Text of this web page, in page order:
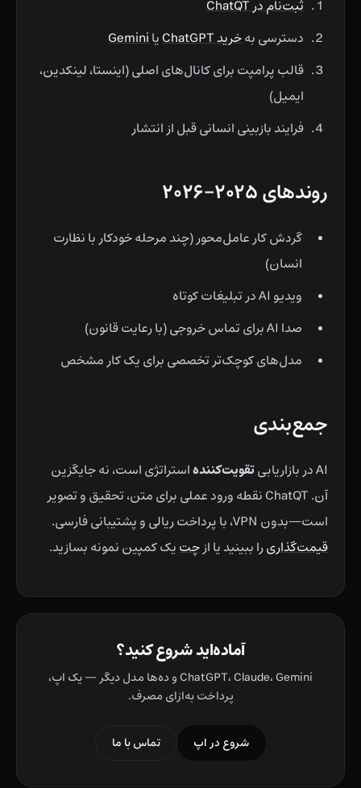
ثبت‌نام در ChatQT
دسترسی بهخرید ChatGPT یاGemini
قالب پرامپت برای کانال‌های اصلی (اینستا، لینکدین،
ایمیل)
فرایند بازبینی انسانی قبل از انتشار
روندهای ۲۰۲۵–۲۰۲۶
گردش کار عامل‌محور (چند مرحله خودکار با نظارت
انسان)
ویدیو AI در تبلیغات کوتاه
صدا AI برای تماس خروجی (با رعایت قانون)
مدل‌های کوچک‌تر تخصصی برای یک کار مشخص
جمع‌بندی
AI در بازاریابی تقویت‌کنندهاستراتژی است، نه جایگزین
آن. ChatQT نقطه ورود عملی برای متن، تحقیق و تصویر
است—بدون VPN، با پرداخت ریالی و پشتیبانی فارسی.
قیمت‌گذاریرا ببینید یا ازچتیک کمپین نمونه بسازید.
آماده‌اید شروع کنید؟
ChatGPT، Claude، Gemini و ده‌ها مدل دیگر — یک اپ،
پرداخت به‌ازای مصرف.
شروع در اپ تماس با ما